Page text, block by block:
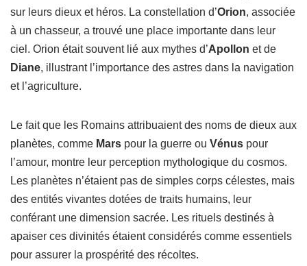
sur leurs dieux et héros. La constellation d’Orion, associée
à un chasseur, a trouvé une place importante dans leur
ciel. Orion était souvent lié aux mythes d’Apollon et de
Diane, illustrant l’importance des astres dans la navigation
et l’agriculture.
Le fait que les Romains attribuaient des noms de dieux aux
planètes, comme Mars pour la guerre ou Vénus pour
l’amour, montre leur perception mythologique du cosmos.
Les planètes n’étaient pas de simples corps célestes, mais
des entités vivantes dotées de traits humains, leur
conférant une dimension sacrée. Les rituels destinés à
apaiser ces divinités étaient considérés comme essentiels
pour assurer la prospérité des récoltes.